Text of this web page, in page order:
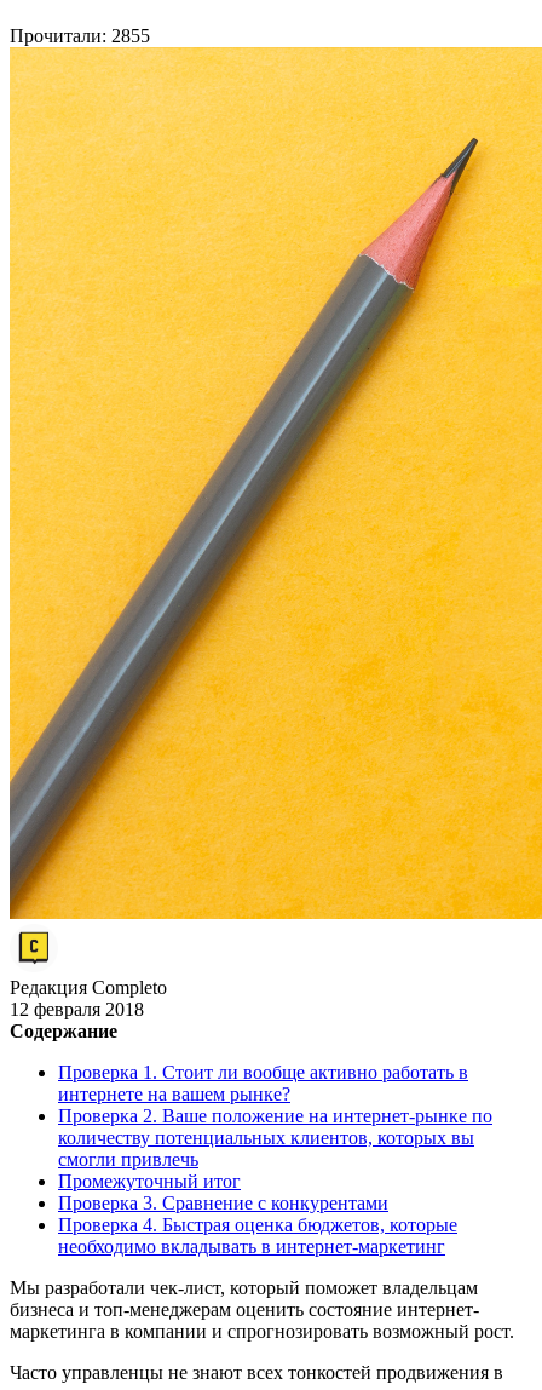
Прочитали: 2855
Редакция Completo
12 февраля 2018
Содержание
Проверка 1. Стоит ли вообще активно работать в
интернете на вашем рынке?
Проверка 2. Ваше положение на интернет-рынке по
количеству потенциальных клиентов, которых вы
смогли привлечь
Промежуточный итог
Проверка 3. Сравнение с конкурентами
Проверка 4. Быстрая оценка бюджетов, которые
необходимо вкладывать в интернет-маркетинг
Мы разработали чек-лист, который поможет владельцам
бизнеса и топ-менеджерам оценить состояние интернет-
маркетинга в компании и спрогнозировать возможный рост.
Часто управленцы не знают всех тонкостей продвижения в